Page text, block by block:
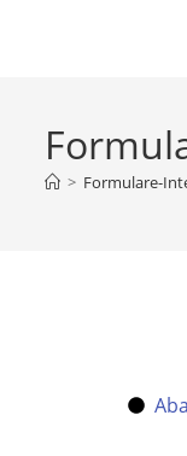
> Formulare-